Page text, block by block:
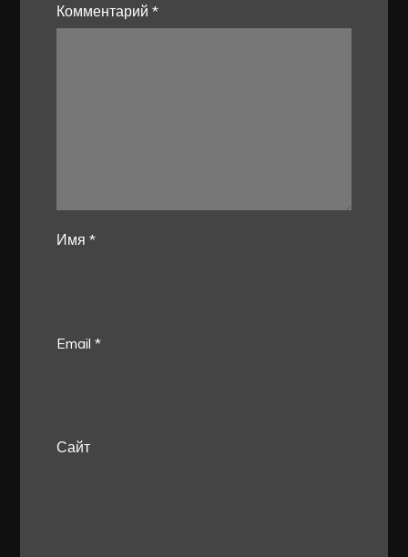
Комментарий*
Имя*
Email*
Сайт